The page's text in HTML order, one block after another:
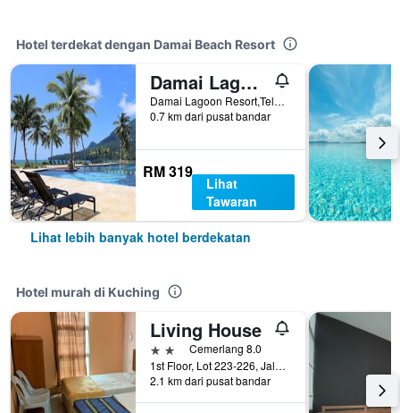
Hotel terdekat dengan Damai Beach Resort
Damai Lagoon Resort
Damai Lagoon Resort,Teluk Penyuk Santubong, Kuching, Malaysia
0.7 km dari pusat bandar
RM 319
Lihat
Tawaran
Lihat lebih banyak hotel berdekatan
Hotel murah di Kuching
Living House
2 bintangCemerlang 8.0
1st Floor, Lot 223-226, Jalan Ban Hock, Kuching, Malaysia
2.1 km dari pusat bandar